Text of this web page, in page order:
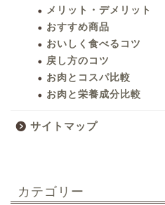
メリット・デメリット
おすすめ商品
おいしく食べるコツ
戻し方のコツ
お肉とコスパ比較
お肉と栄養成分比較
サイトマップ
カテゴリー